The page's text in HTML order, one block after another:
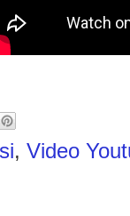
, Video